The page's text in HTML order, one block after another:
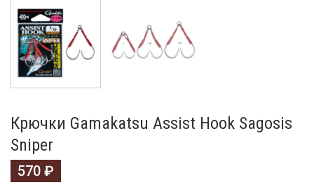
Крючки Gamakatsu Assist Hook Sagosis
Sniper
570 ₽